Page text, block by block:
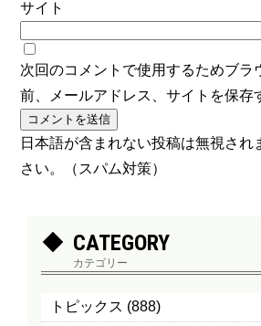
サイト
次回のコメントで使用するためブラ
前、メールアドレス、サイトを保存
日本語が含まれない投稿は無視され
さい。（スパム対策）
CATEGORY
カテゴリー
トピックス (888)